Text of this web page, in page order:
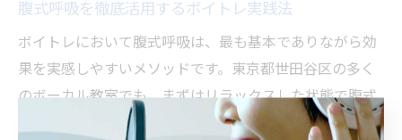
腹式呼吸を徹底活用するボイトレ実践法
ボイトレにおいて腹式呼吸は、最も基本でありながら効
果を実感しやすいメソッドです。東京都世田谷区の多く
のボーカル教室でも、まずはリラックスした状態で腹式
呼吸を身につけることから始めます。腹式呼吸ではお腹